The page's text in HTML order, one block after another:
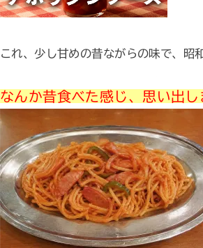
これ、少し甘めの昔ながらの味で、昭
なんか昔食べた感じ、思い出し